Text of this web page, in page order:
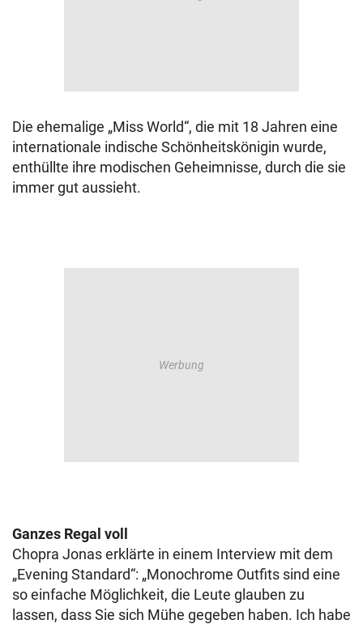
Die ehemalige „Miss World“, die mit 18 Jahren eine
internationale indische Schönheitskönigin wurde,
enthüllte ihre modischen Geheimnisse, durch die sie
immer gut aussieht.
Ganzes Regal voll
Chopra Jonas erklärte in einem Interview mit dem
„Evening Standard“: „Monochrome Outfits sind eine
so einfache Möglichkeit, die Leute glauben zu
lassen, dass Sie sich Mühe gegeben haben. Ich habe